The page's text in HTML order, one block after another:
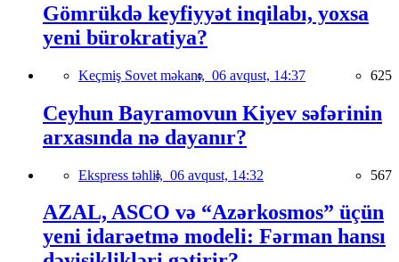
Gömrükdə keyfiyyət inqilabı, yoxsa
yeni bürokratiya?
Keçmiş Sovet məkanı, 06 avqust, 14:37 625
Ceyhun Bayramovun Kiyev səfərinin
arxasında nə dayanır?
Ekspress təhlil, 06 avqust, 14:32 567
AZAL, ASCO və “Azərkosmos” üçün
yeni idarəetmə modeli: Fərman hansı